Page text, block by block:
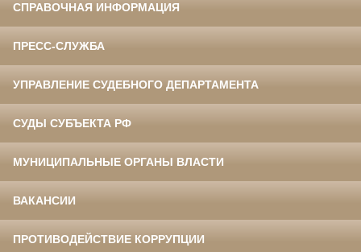
СПРАВОЧНАЯ ИНФОРМАЦИЯ
ПРЕСС-СЛУЖБА
УПРАВЛЕНИЕ СУДЕБНОГО ДЕПАРТАМЕНТА
СУДЫ СУБЪЕКТА РФ
МУНИЦИПАЛЬНЫЕ ОРГАНЫ ВЛАСТИ
ВАКАНСИИ
ПРОТИВОДЕЙСТВИЕ КОРРУПЦИИ